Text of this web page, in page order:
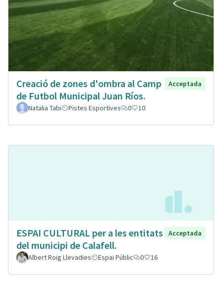
Creació de zones d'ombra al Camp
de Futbol Municipal Juan Ríos.
Acceptada
Natalia Tabi Pistes Esportives 0 10
ESPAI CULTURAL per a les entitats
del municipi de Calafell.
Acceptada
Albert Roig Llevadies Espai Públic 0 16